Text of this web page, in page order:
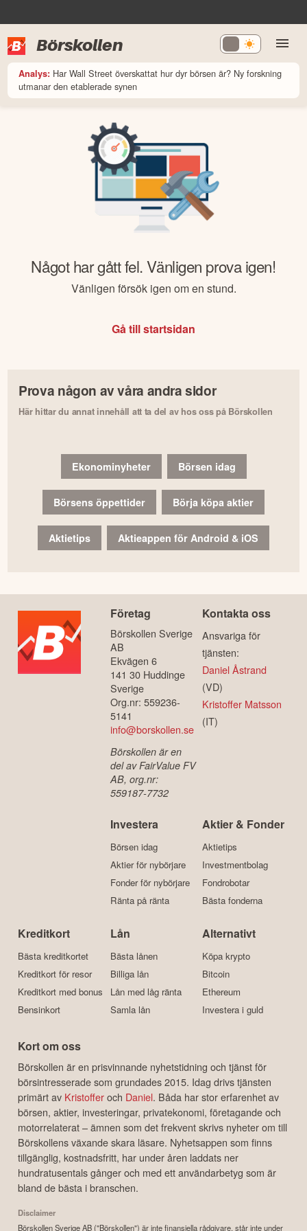
Börskollen
Analys: Har Wall Street överskattat hur dyr börsen är? Ny forskning
utmanar den etablerade synen
Något har gått fel. Vänligen prova igen!
Vänligen försök igen om en stund.
Gå till startsidan
Prova någon av våra andra sidor
Här hittar du annat innehåll att ta del av hos oss på Börskollen
Ekonominyheter Börsen idag
Börsens öppettider Börja köpa aktier
Aktietips Aktieappen för Android & iOS
Företag
Börskollen Sverige
AB
Ekvägen 6
141 30 Huddinge
Sverige
Org.nr: 559236-
5141
info@borskollen.se
Börskollen är en
del av FairValue FV
AB, org.nr:
559187-7732
Kontakta oss
Ansvariga för
tjänsten:
Daniel Åstrand
(VD)
Kristoffer Matsson
(IT)
Investera
Börsen idag
Aktier för nybörjare
Fonder för nybörjare
Ränta på ränta
Aktier & Fonder
Aktietips
Investmentbolag
Fondrobotar
Bästa fonderna
Kreditkort
Bästa kreditkortet
Kreditkort för resor
Kreditkort med bonus
Bensinkort
Lån
Bästa lånen
Billiga lån
Lån med låg ränta
Samla lån
Alternativt
Köpa krypto
Bitcoin
Ethereum
Investera i guld
Kort om oss
Börskollen är en prisvinnande nyhetstidning och tjänst för
börsintresserade som grundades 2015. Idag drivs tjänsten
primärt av Kristofferoch Daniel. Båda har stor erfarenhet av
börsen, aktier, investeringar, privatekonomi, företagande och
motorrelaterat – ämnen som det frekvent skrivs nyheter om till
Börskollens växande skara läsare. Nyhetsappen som finns
tillgänglig, kostnadsfritt, har under åren laddats ner
hundratusentals gånger och med ett användarbetyg som är
bland de bästa i branschen.
Disclaimer
Börskollen Sverige AB ("Börskollen") är inte finansiella rådgivare, står inte under